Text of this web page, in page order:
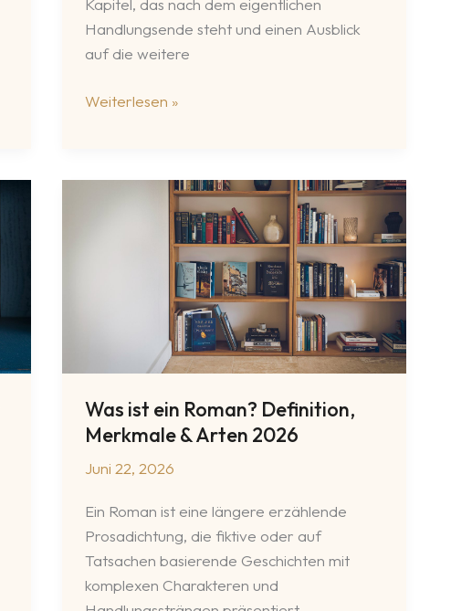
Handlungsende steht und einen Ausblick
auf die weitere
Was
Weiterlesen »
Was ist ein Roman? Definition,
Merkmale & Arten 2026
Juni 22, 2026
Ein Roman ist eine längere erzählende
Prosadichtung, die fiktive oder auf
Tatsachen basierende Geschichten mit
komplexen Charakteren und